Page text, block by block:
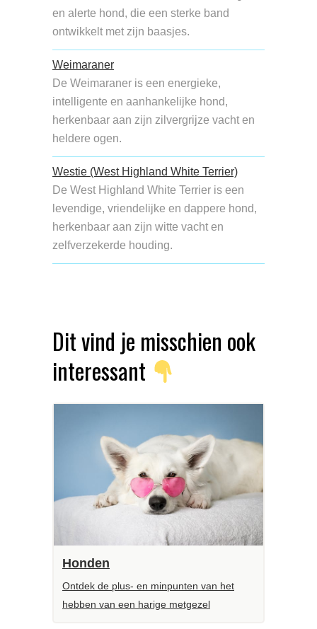
en alerte hond, die een sterke band
ontwikkelt met zijn baasjes.
Weimaraner
De Weimaraner is een energieke,
intelligente en aanhankelijke hond,
herkenbaar aan zijn zilvergrijze vacht en
heldere ogen.
Westie (West Highland White Terrier)
De West Highland White Terrier is een
levendige, vriendelijke en dappere hond,
herkenbaar aan zijn witte vacht en
zelfverzekerde houding.
Dit vind je misschien ook
interessant
Honden
Ontdek de plus- en minpunten van het
hebben van een harige metgezel